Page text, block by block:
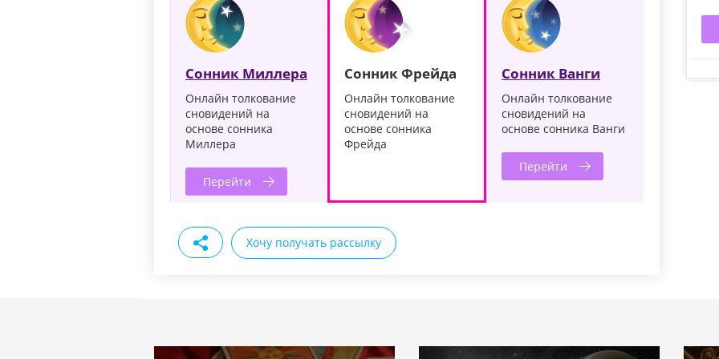
Сонник Миллера
Онлайн толкование
сновидений на
основе сонника
Миллера
Перейти
Сонник Фрейда
Онлайн толкование
сновидений на
основе сонника
Фрейда
Сонник Ванги
Онлайн толкование
сновидений на
основе сонника Ванги
Перейти
Хочу получать рассылку